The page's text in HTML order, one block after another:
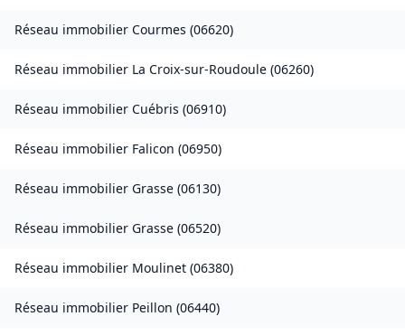
Réseau immobilier Courmes (06620)
Réseau immobilier La Croix-sur-Roudoule (06260)
Réseau immobilier Cuébris (06910)
Réseau immobilier Falicon (06950)
Réseau immobilier Grasse (06130)
Réseau immobilier Grasse (06520)
Réseau immobilier Moulinet (06380)
Réseau immobilier Peillon (06440)